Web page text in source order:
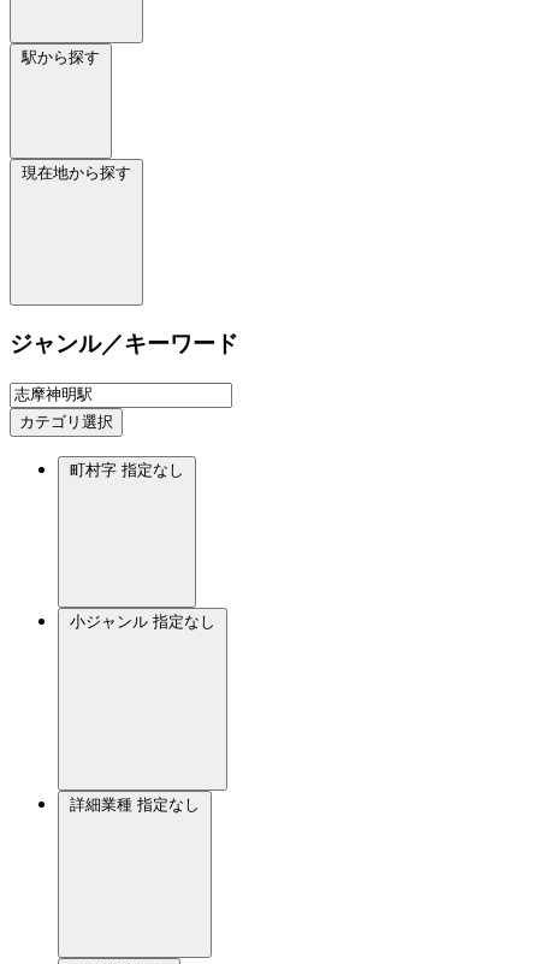
駅から探す
現在地から探す
ジャンル／キーワード
カテゴリ選択
町村字 指定なし
小ジャンル 指定なし
詳細業種 指定なし